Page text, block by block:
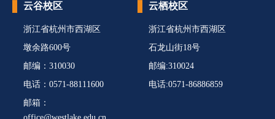
云谷校区
浙江省杭州市西湖区
墩余路600号
邮编：310030
电话：0571-88111600
邮箱：
云栖校区
浙江省杭州市西湖区
石龙山街18号
邮编:310024
电话:0571-86886859